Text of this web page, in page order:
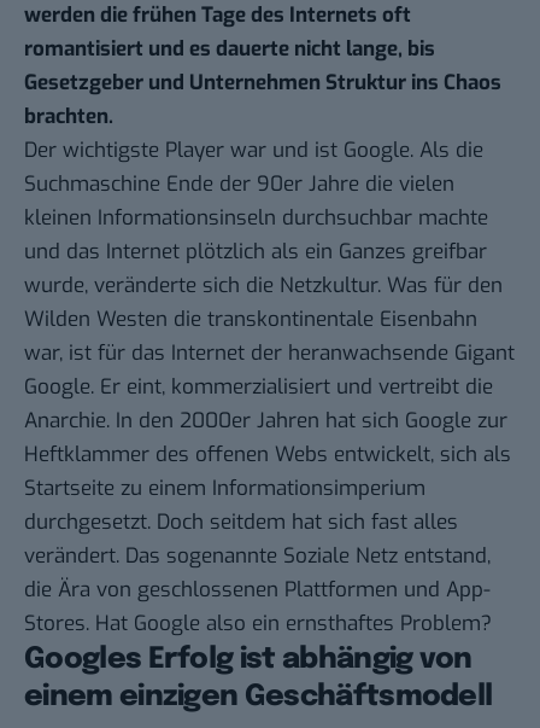
werden die frühen Tage des Internets oft
romantisiert und es dauerte nicht lange, bis
Gesetzgeber und Unternehmen Struktur ins Chaos
brachten.
Der wichtigste Player war und ist Google. Als die
Suchmaschine Ende der 90er Jahre die vielen
kleinen Informationsinseln durchsuchbar machte
und das Internet plötzlich als ein Ganzes greifbar
wurde, veränderte sich die Netzkultur. Was für den
Wilden Westen die transkontinentale Eisenbahn
war, ist für das Internet der heranwachsende Gigant
Google. Er eint, kommerzialisiert und vertreibt die
Anarchie. In den 2000er Jahren hat sich Google zur
Heftklammer des offenen Webs entwickelt, sich als
Startseite zu einem Informationsimperium
durchgesetzt. Doch seitdem hat sich fast alles
verändert. Das sogenannte Soziale Netz entstand,
die Ära von geschlossenen Plattformen und App-
Stores. Hat Google also ein ernsthaftes Problem?
Googles Erfolg ist abhängig von
einem einzigen Geschäftsmodell